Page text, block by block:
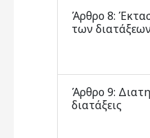
Άρθρο 8:
των
Άρθρο 9:
διατάξεις